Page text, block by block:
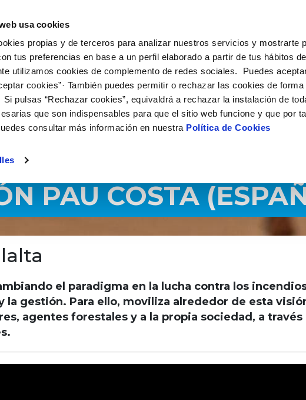
usa cookies
propias y de terceros para analizar nuestros servicios y mostrarte
tus preferencias en base a un perfil elaborado a partir de tus hábitos
utilizamos cookies de complemento de redes sociales. Puedes
cookies”· También puedes permitir o rechazar las cookies de
Si pulsas “Rechazar cookies”, equivaldrá a rechazar la instalación de
que son indispensables para que el sitio web funcione y que por
consultar más información en nuestra Política de Cookies
PAU COSTA
el paradigma en la lucha contra los
la gestión. Para ello, moviliza alrededor de esta
agentes forestales y a la propia sociedad, a